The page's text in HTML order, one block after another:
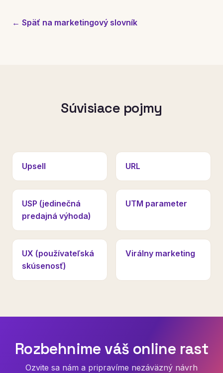
← Späť na marketingový slovník
Súvisiace pojmy
Upsell URL
USP (jedinečná
predajná výhoda)
UTM parameter
UX (používateľská
skúsenosť)
Virálny marketing
Rozbehnime váš online rast
Ozvite sa nám a pripravíme nezáväzný návrh